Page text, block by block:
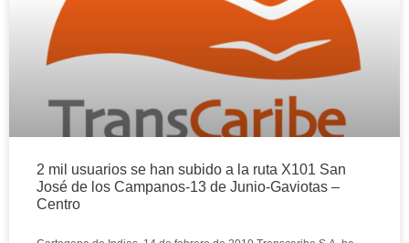
2 mil usuarios se han subido a la ruta X101 San
José de los Campanos-13 de Junio-Gaviotas –
Centro